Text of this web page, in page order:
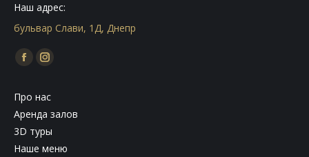
Наш адрес:
бульвар Слави, 1Д, Днепр
Find us on:
Facebook
opens
in
new
Instagram
opens
in
new
Про нас
Аренда залов
3D туры
Наше меню